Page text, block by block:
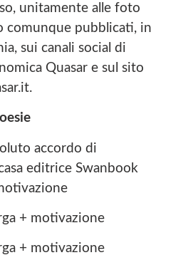
unitamente alle foto
comunque pubblicati, in
sui canali social di
Quasar e sul sito
accordo di
editrice Swanbook
+ motivazione
+ motivazione